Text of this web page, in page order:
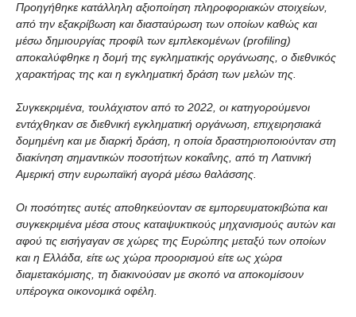
Προηγήθηκε κατάλληλη αξιοποίηση πληροφοριακών στοιχείων,
από την εξακρίβωση και διασταύρωση των οποίων καθώς και
μέσω δημιουργίας προφίλ των εμπλεκομένων (profiling)
αποκαλύφθηκε η δομή της εγκληματικής οργάνωσης, ο διεθνικός
χαρακτήρας της και η εγκληματική δράση των μελών της.
Συγκεκριμένα, τουλάχιστον από το 2022, οι κατηγορούμενοι
εντάχθηκαν σε διεθνική εγκληματική οργάνωση, επιχειρησιακά
δομημένη και με διαρκή δράση, η οποία δραστηριοποιούνταν στη
διακίνηση σημαντικών ποσοτήτων κοκαΐνης, από τη Λατινική
Αμερική στην ευρωπαϊκή αγορά μέσω θαλάσσης.
Οι ποσότητες αυτές αποθηκεύονταν σε εμπορευματοκιβώτια και
συγκεκριμένα μέσα στους καταψυκτικούς μηχανισμούς αυτών και
αφού τις εισήγαγαν σε χώρες της Ευρώπης μεταξύ των οποίων
και η Ελλάδα, είτε ως χώρα προορισμού είτε ως χώρα
διαμετακόμισης, τη διακινούσαν με σκοπό να αποκομίσουν
υπέρογκα οικονομικά οφέλη.